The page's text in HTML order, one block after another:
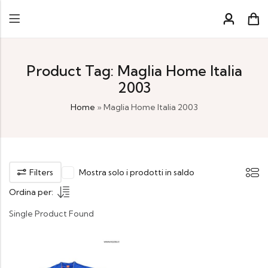
Product Tag: Maglia Home Italia
2003
Home » Maglia Home Italia 2003
Filters
Mostra solo i prodotti in saldo
Ordina per:
Single Product Found